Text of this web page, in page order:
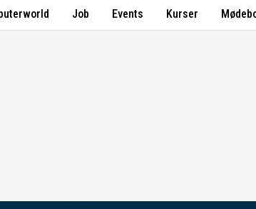
Job Events Kurser